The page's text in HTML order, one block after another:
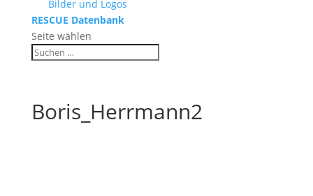
Bilder und Logos
RESCUE Datenbank
Seite wählen
Boris_Herrmann2